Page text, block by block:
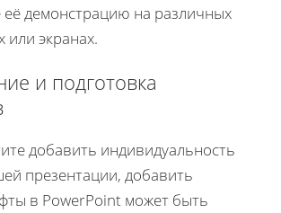
её демонстрацию на различных
или экранах.
и подготовка
добавить индивидуальность
презентации, добавить
в PowerPoint может быть